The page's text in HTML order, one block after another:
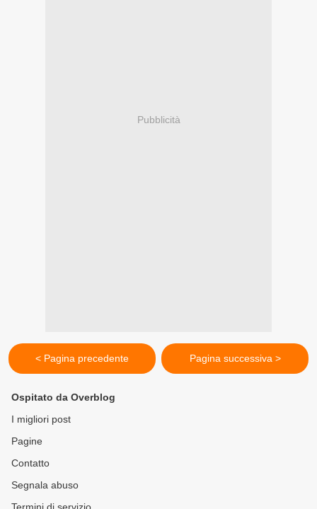
Pubblicità
< Pagina precedente Pagina successiva >
Ospitato da Overblog
I migliori post
Pagine
Contatto
Segnala abuso